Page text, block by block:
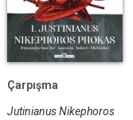
Çarpışma
Jutinianus Nikephoros